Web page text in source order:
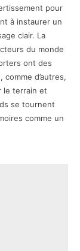
pour
à instaurer un
clair. La
du monde
ont des
d’autres,
le terrain et
se tournent
comme un